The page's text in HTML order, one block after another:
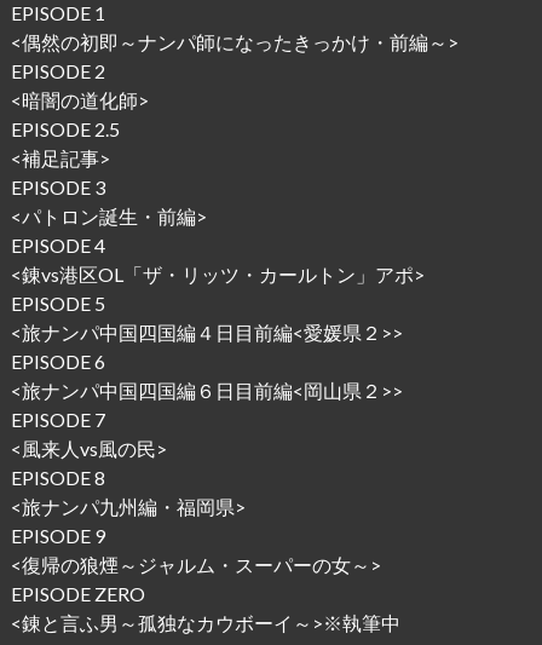
EPISODE 1
<偶然の初即～ナンパ師になったきっかけ・前編～ >
EPISODE 2
<暗闇の道化師>
EPISODE 2.5
<補足記事>
EPISODE 3
<パトロン誕生・前編>
EPISODE 4
<錬vs港区OL「ザ・リッツ・カールトン」アポ>
EPISODE 5
<旅ナンパ中国四国編４日目前編<愛媛県２>>
EPISODE 6
<旅ナンパ中国四国編６日目前編<岡山県２>>
EPISODE 7
< 風来人vs風の民>
EPISODE 8
<旅ナンパ九州編・福岡県>
EPISODE 9
<復帰の狼煙～ジャルム・スーパーの女～ >
EPISODE ZERO
<錬と言ふ男～孤独なカウボーイ～ >※執筆中